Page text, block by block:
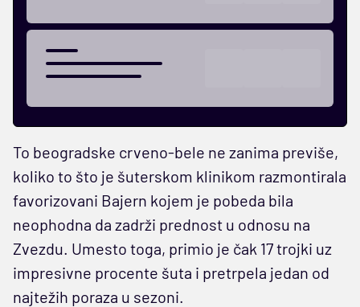
To beogradske crveno-bele ne zanima previše,
koliko to što je šuterskom klinikom razmontirala
favorizovani Bajern kojem je pobeda bila
neophodna da zadrži prednost u odnosu na
Zvezdu. Umesto toga, primio je čak 17 trojki uz
impresivne procente šuta i pretrpela jedan od
najtežih poraza u sezoni.